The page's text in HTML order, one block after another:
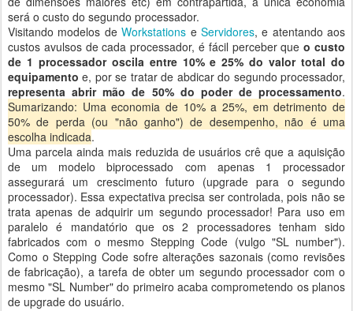
será o custo do segundo processador.
Visitando modelos deWorkstations e Servidores, e atentando aos
custos avulsos de cada processador, é fácil perceber queo custo
de 1 processador oscila entre 10% e 25% do valor total do
equipamento e, por se tratar de abdicar do segundo processador,
representa abrir mão de 50% do poder de processamento.
Sumarizando: Uma economia de 10% a 25%, em detrimento de
50% de perda (ou "não ganho") de desempenho, não é uma
escolha indicada.
Uma parcela ainda mais reduzida de usuários crê que a aquisição
de um modelo biprocessado com apenas 1 processador
assegurará um crescimento futuro (upgrade para o segundo
processador). Essa expectativa precisa ser controlada, pois não se
trata apenas de adquirir um segundo processador! Para uso em
paralelo é mandatório que os 2 processadores tenham sido
fabricados com o mesmo Stepping Code (vulgo "SL number").
Como o Stepping Code sofre alterações sazonais (como revisões
de fabricação), a tarefa de obter um segundo processador com o
mesmo "SL Number" do primeiro acaba comprometendo os planos
de upgrade do usuário.